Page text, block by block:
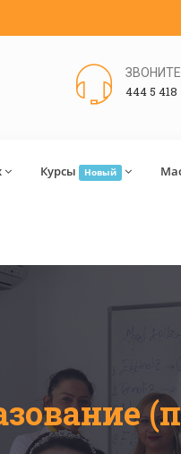
444 5 418
Курсы Новый